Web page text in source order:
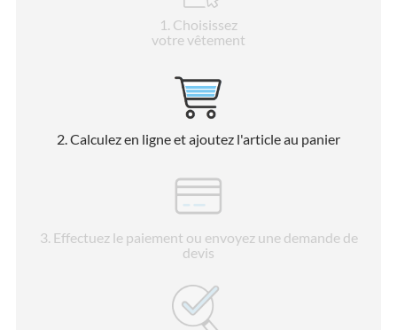
1 . Choisissez
votre vêtement
2 . Calculez en ligne et ajoutez l'article au panier
3. Effectuez le paiement ou envoyez une demande de
devis